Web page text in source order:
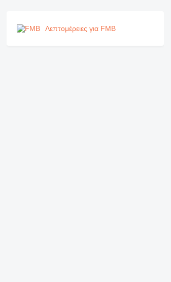
Λεπτομέρειες για FMB